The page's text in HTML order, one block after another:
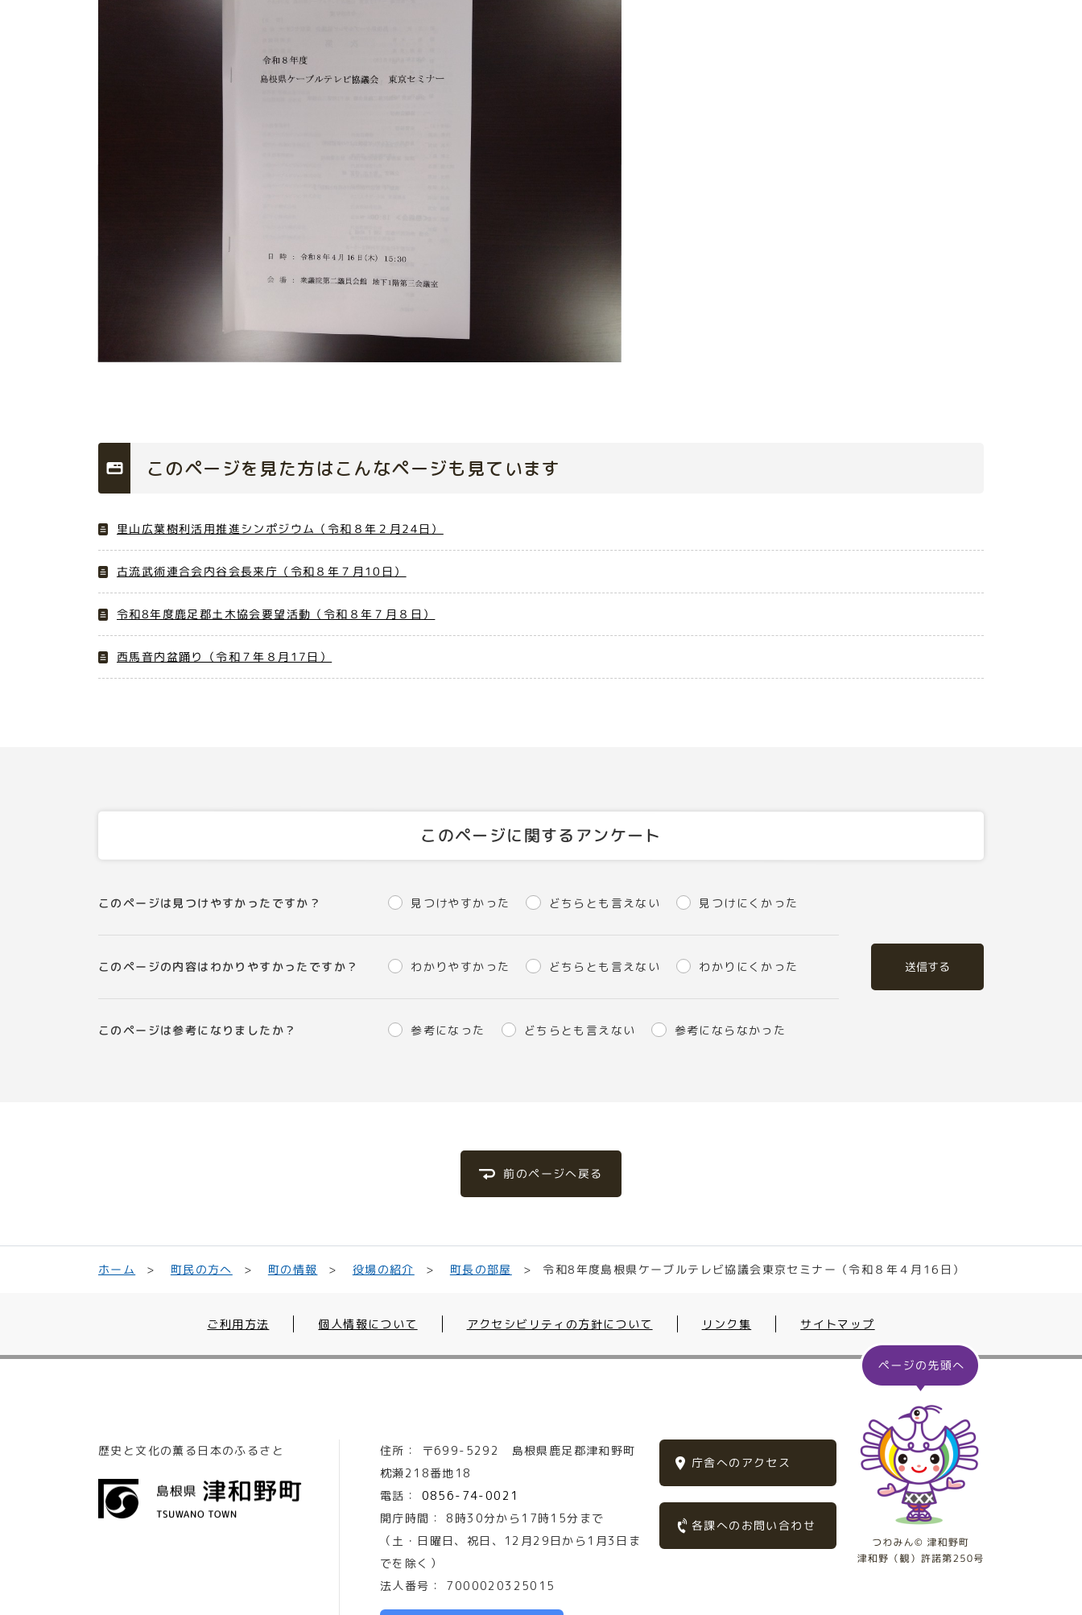
このページを見た方はこんなページも見ています
里山広葉樹利活用推進シンポジウム（令和８年２月24日）
古流武術連合会内谷会長来庁（令和８年７月10日）
令和8年度鹿足郡土木協会要望活動（令和８年７月８日）
西馬音内盆踊り（令和７年８月17日）
このページに関するアンケート
このページは見つけやすかったですか？ 見つけやすかった どちらとも言えない 見つけにくかった
このページの内容はわかりやすかったですか？ わかりやすかった どちらとも言えない わかりにくかった
このページは参考になりましたか？ 参考になった どちらとも言えない 参考にならなかった
送信する
前のページへ戻る
ホーム 町民の方へ 町の情報 役場の紹介 町長の部屋 令和8年度島根県ケーブルテレビ協議会東京セミナー（令和８年４月16日）
ご利用方法 個人情報について アクセシビリティの方針について リンク集 サイトマップ
歴史と文化の薫る日本のふるさと 住所： 〒699-5292 島根県鹿足郡津和野町
枕瀬218番地18
電話：
0856-74-0021
開庁時間：
8時30分から17時15分まで
（土・日曜日、祝日、12月29日から1月3日ま
でを除く）
法人番号：
7000020325015
庁舎へのアクセス
各課へのお問い合わせ